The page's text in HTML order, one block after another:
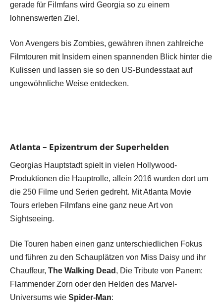
gerade für Filmfans wird Georgia so zu einem
lohnenswerten Ziel.
Von Avengers bis Zombies, gewähren ihnen zahlreiche
Filmtouren mit Insidern einen spannenden Blick hinter die
Kulissen und lassen sie so den US-Bundesstaat auf
ungewöhnliche Weise entdecken.
Atlanta – Epizentrum der Superhelden
Georgias Hauptstadt spielt in vielen Hollywood-
Produktionen die Hauptrolle, allein 2016 wurden dort um
die 250 Filme und Serien gedreht. Mit Atlanta Movie
Tours erleben Filmfans eine ganz neue Art von
Sightseeing.
Die Touren haben einen ganz unterschiedlichen Fokus
und führen zu den Schauplätzen von Miss Daisy und ihr
Chauffeur, The Walking Dead , Die Tribute von Panem:
Flammender Zorn oder den Helden des Marvel-
Universums wie Spider-Man: